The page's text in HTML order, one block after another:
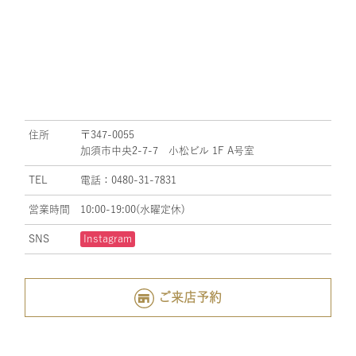
住所
〒347-0055
加須市中央2-7-7 小松ビル 1F A号室
TEL 電話：0480-31-7831
営業時間 10:00-19:00(水曜定休)
SNS Instagram
ご来店予約